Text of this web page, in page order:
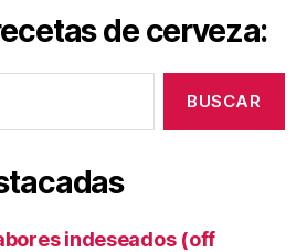
de cerveza:
indeseados (off